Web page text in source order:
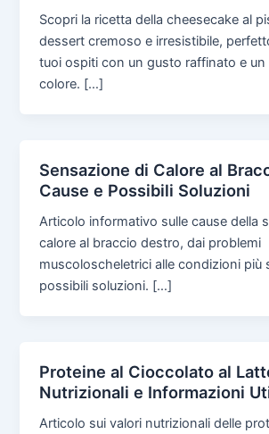
Scopri la ricetta della cheesecake al
dessert cremoso e irresistibile,
tuoi ospiti con un gusto raffinato e
colore. […]
Sensazione di Calore al
Cause e Possibili Soluzioni
Articolo informativo sulle cause della
calore al braccio destro, dai problemi
muscoloscheletrici alle condizioni più
possibili soluzioni. […]
Proteine al Cioccolato al
Nutrizionali e Informazioni
Articolo sui valori nutrizionali delle